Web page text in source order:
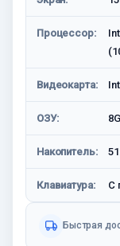
Процессор:
Видеокарта:
ОЗУ:
Накопитель:
Клавиатура: C
Быстрая